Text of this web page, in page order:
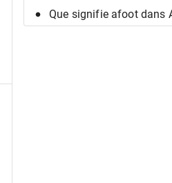
Que signifie afoot dans